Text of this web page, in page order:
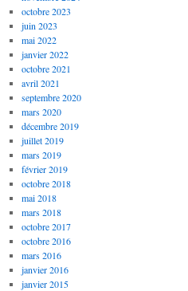
octobre 2023
juin 2023
mai 2022
janvier 2022
octobre 2021
avril 2021
septembre 2020
mars 2020
décembre 2019
juillet 2019
mars 2019
février 2019
octobre 2018
mai 2018
mars 2018
octobre 2017
octobre 2016
mars 2016
janvier 2016
janvier 2015